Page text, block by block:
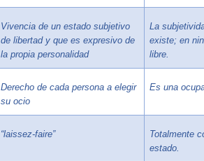
Vivencia de un estado subjetivo
de libertad y que es expresivo de
la propia personalidad
La
existe; en
libre.
Derecho de cada persona a elegir
su ocio
Es una
“laissez-faire”
Totalmente
estado.